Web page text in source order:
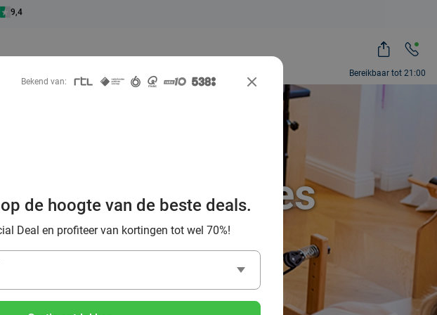
Bereikbaar tot 21:00
een Pilates-les
De kust
Bekend van:
de hoogte van de beste deals.
Deal en profiteer van kortingen tot wel 70%!